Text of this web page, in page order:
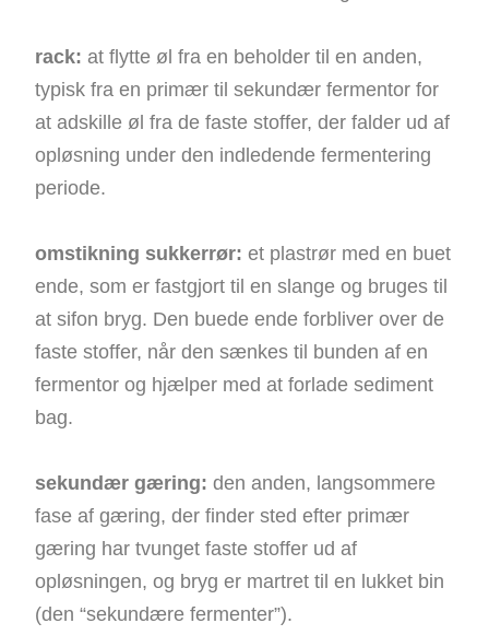
rack: at flytte øl fra en beholder til en anden,
typisk fra en primær til sekundær fermentor for
at adskille øl fra de faste stoffer, der falder ud af
opløsning under den indledende fermentering
periode.
omstikning sukkerrør: et plastrør med en buet
ende, som er fastgjort til en slange og bruges til
at sifon bryg. Den buede ende forbliver over de
faste stoffer, når den sænkes til bunden af ​​en
fermentor og hjælper med at forlade sediment
bag.
sekundær gæring: den anden, langsommere
fase af gæring, der finder sted efter primær
gæring har tvunget faste stoffer ud af
opløsningen, og bryg er martret til en lukket bin
(den “sekundære fermenter”).